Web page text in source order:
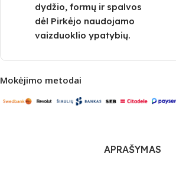
dydžio, formų ir spalvos
dėl Pirkėjo naudojamo
vaizduoklio ypatybių.
Mokėjimo metodai
APRAŠYMAS